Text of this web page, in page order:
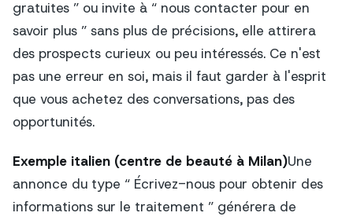
gratuites ” ou invite à “ nous contacter pour en
savoir plus ” sans plus de précisions, elle attirera
des prospects curieux ou peu intéressés. Ce n'est
pas une erreur en soi, mais il faut garder à l'esprit
que vous achetez des conversations, pas des
opportunités.
Exemple italien (centre de beauté à Milan)Une
annonce du type “ Écrivez-nous pour obtenir des
informations sur le traitement ” générera de